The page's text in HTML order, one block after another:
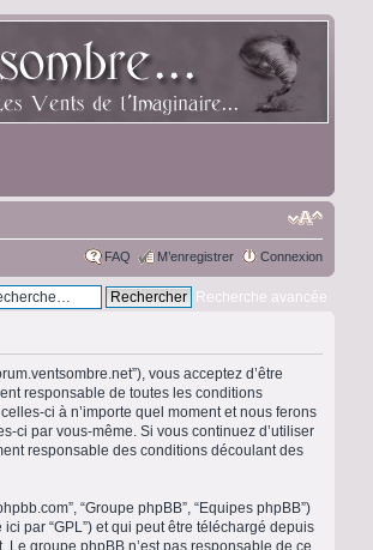
FAQ M’enregistrer Connexion
Recherche avancée
vous acceptez d’être
responsable de toutes les conditions
ci à n’importe quel moment et nous ferons
ci par vous-même. Si vous continuez d’utiliser
responsable des conditions découlant des
“Groupe phpBB”, “Equipes phpBB”)
ici par “GPL”) et qui peut être téléchargé depuis
Le groupe phpBB n’est pas responsable de ce